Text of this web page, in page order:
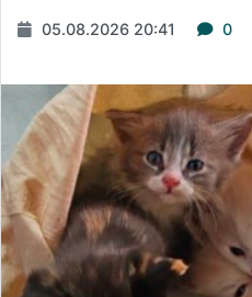
05.08.2026 20:41 0